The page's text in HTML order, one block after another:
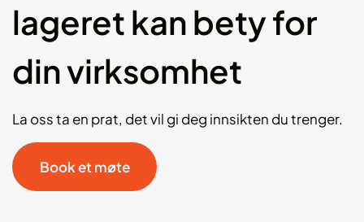
lageret kan bety for
din virksomhet
La oss ta en prat, det vil gi deg innsikten du trenger.
Book et møte